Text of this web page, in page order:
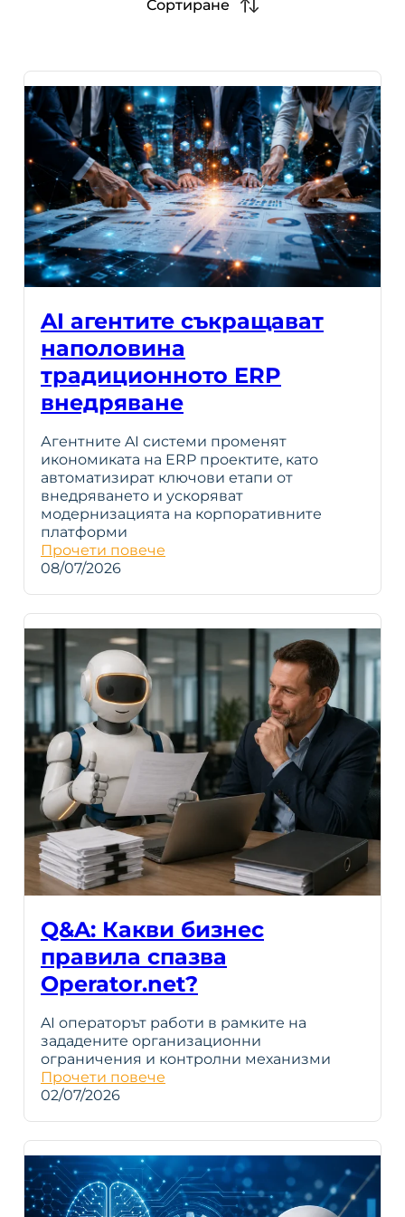
Сортиране
AI агентите съкращават
наполовина
традиционното ERP
внедряване
Агентните AI системи променят
икономиката на ERP проектите, като
автоматизират ключови етапи от
внедряването и ускоряват
модернизацията на корпоративните
платформи
Прочети повече
08/07/2026
Q&A: Какви бизнес
правила спазва
Operator.net?
AI операторът работи в рамките на
зададените организационни
ограничения и контролни механизми
Прочети повече
02/07/2026